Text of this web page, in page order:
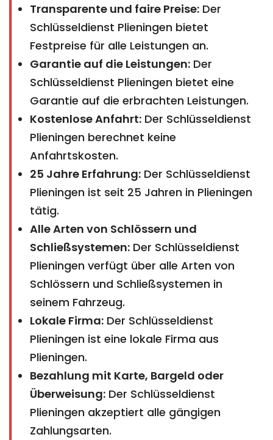
Transparente und faire Preise: Der
Schlüsseldienst Plieningen bietet
Festpreise für alle Leistungen an.
Garantie auf die Leistungen: Der
Schlüsseldienst Plieningen bietet eine
Garantie auf die erbrachten Leistungen.
Kostenlose Anfahrt: Der Schlüsseldienst
Plieningen berechnet keine
Anfahrtskosten.
25 Jahre Erfahrung: Der Schlüsseldienst
Plieningen ist seit 25 Jahren in Plieningen
tätig.
Alle Arten von Schlössern und
Schließsystemen: Der Schlüsseldienst
Plieningen verfügt über alle Arten von
Schlössern und Schließsystemen in
seinem Fahrzeug.
Lokale Firma: Der Schlüsseldienst
Plieningen ist eine lokale Firma aus
Plieningen.
Bezahlung mit Karte, Bargeld oder
Überweisung: Der Schlüsseldienst
Plieningen akzeptiert alle gängigen
Zahlungsarten.